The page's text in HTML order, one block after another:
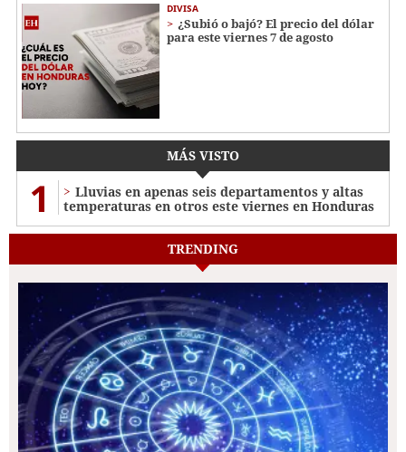
DIVISA
¿Subió o bajó? El precio del dólar
para este viernes 7 de agosto
MÁS VISTO
1
Lluvias en apenas seis departamentos y altas
temperaturas en otros este viernes en Honduras
TRENDING